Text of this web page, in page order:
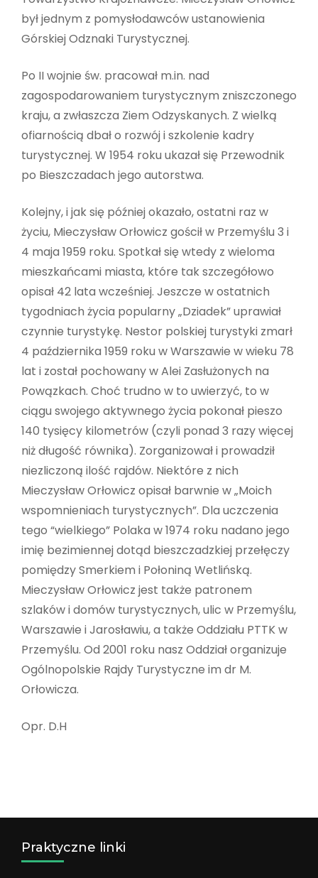
był jednym z pomysłodawców ustanowienia
Górskiej Odznaki Turystycznej.
Po II wojnie św. pracował m.in. nad
zagospodarowaniem turystycznym zniszczonego
kraju, a zwłaszcza Ziem Odzyskanych. Z wielką
ofiarnością dbał o rozwój i szkolenie kadry
turystycznej. W 1954 roku ukazał się Przewodnik
po Bieszczadach jego autorstwa.
Kolejny, i jak się później okazało, ostatni raz w
życiu, Mieczysław Orłowicz gościł w Przemyślu 3 i
4 maja 1959 roku. Spotkał się wtedy z wieloma
mieszkańcami miasta, które tak szczegółowo
opisał 42 lata wcześniej. Jeszcze w ostatnich
tygodniach życia popularny „Dziadek” uprawiał
czynnie turystykę. Nestor polskiej turystyki zmarł
4 października 1959 roku w Warszawie w wieku 78
lat i został pochowany w Alei Zasłużonych na
Powązkach. Choć trudno w to uwierzyć, to w
ciągu swojego aktywnego życia pokonał pieszo
140 tysięcy kilometrów (czyli ponad 3 razy więcej
niż długość równika). Zorganizował i prowadził
niezliczoną ilość rajdów. Niektóre z nich
Mieczysław Orłowicz opisał barwnie w „Moich
wspomnieniach turystycznych”. Dla uczczenia
tego “wielkiego” Polaka w 1974 roku nadano jego
imię bezimiennej dotąd bieszczadzkiej przełęczy
pomiędzy Smerkiem i Połoniną Wetlińską.
Mieczysław Orłowicz jest także patronem
szlaków i domów turystycznych, ulic w Przemyślu,
Warszawie i Jarosławiu, a także Oddziału PTTK w
Przemyślu. Od 2001 roku nasz Oddział organizuje
Ogólnopolskie Rajdy Turystyczne im dr M.
Orłowicza.
Opr. D.H
Praktyczne linki